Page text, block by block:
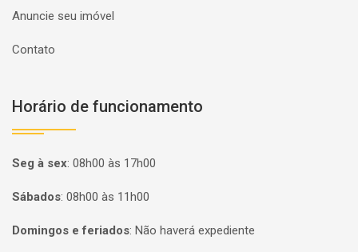
Anuncie seu imóvel
Contato
Horário de funcionamento
Seg à sex: 08h00 às 17h00
Sábados: 08h00 às 11h00
Domingos e feriados: Não haverá expediente